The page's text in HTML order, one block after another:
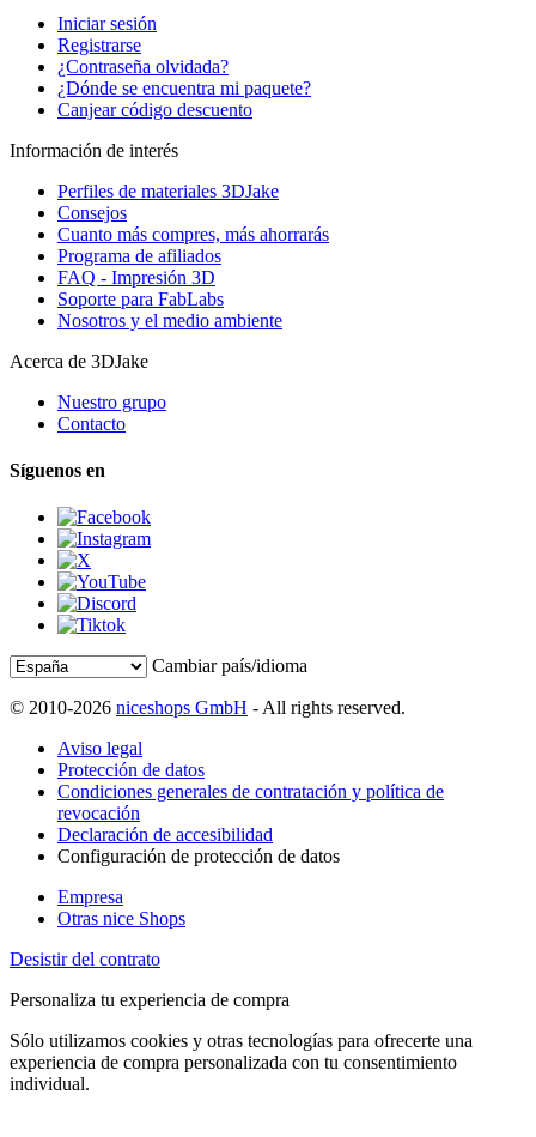
Iniciar sesión
Registrarse
¿Contraseña olvidada?
¿Dónde se encuentra mi paquete?
Canjear código descuento
Información de interés
Perfiles de materiales 3DJake
Consejos
Cuanto más compres, más ahorrarás
Programa de afiliados
FAQ - Impresión 3D
Soporte para FabLabs
Nosotros y el medio ambiente
Acerca de 3DJake
Nuestro grupo
Contacto
Síguenos en
Cambiar país/idioma
© 2010-2026 niceshops GmbH - All rights reserved.
Aviso legal
Protección de datos
Condiciones generales de contratación y política de
revocación
Declaración de accesibilidad
Configuración de protección de datos
Empresa
Otras nice Shops
Desistir del contrato
Personaliza tu experiencia de compra
Sólo utilizamos cookies y otras tecnologías para ofrecerte una
experiencia de compra personalizada con tu consentimiento
individual.